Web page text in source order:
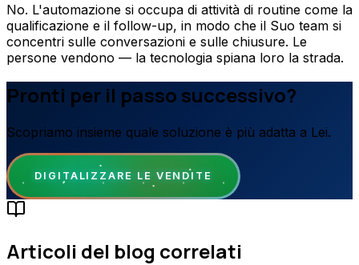
No. L'automazione si occupa di attività di routine come la
qualificazione e il follow-up, in modo che il Suo team si
concentri sulle conversazioni e sulle chiusure. Le
persone vendono — la tecnologia spiana loro la strada.
Pronti per il passo successivo?
Scopriamo insieme quale soluzione è più adatta a Lei.
DIGITALIZZARE LE VENDITE
Articoli del blog correlati